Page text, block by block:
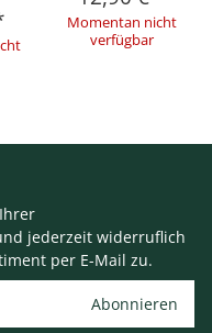
Momentan nicht
verfügbar
jederzeit widerruflich
per E-Mail zu.
Abonnieren